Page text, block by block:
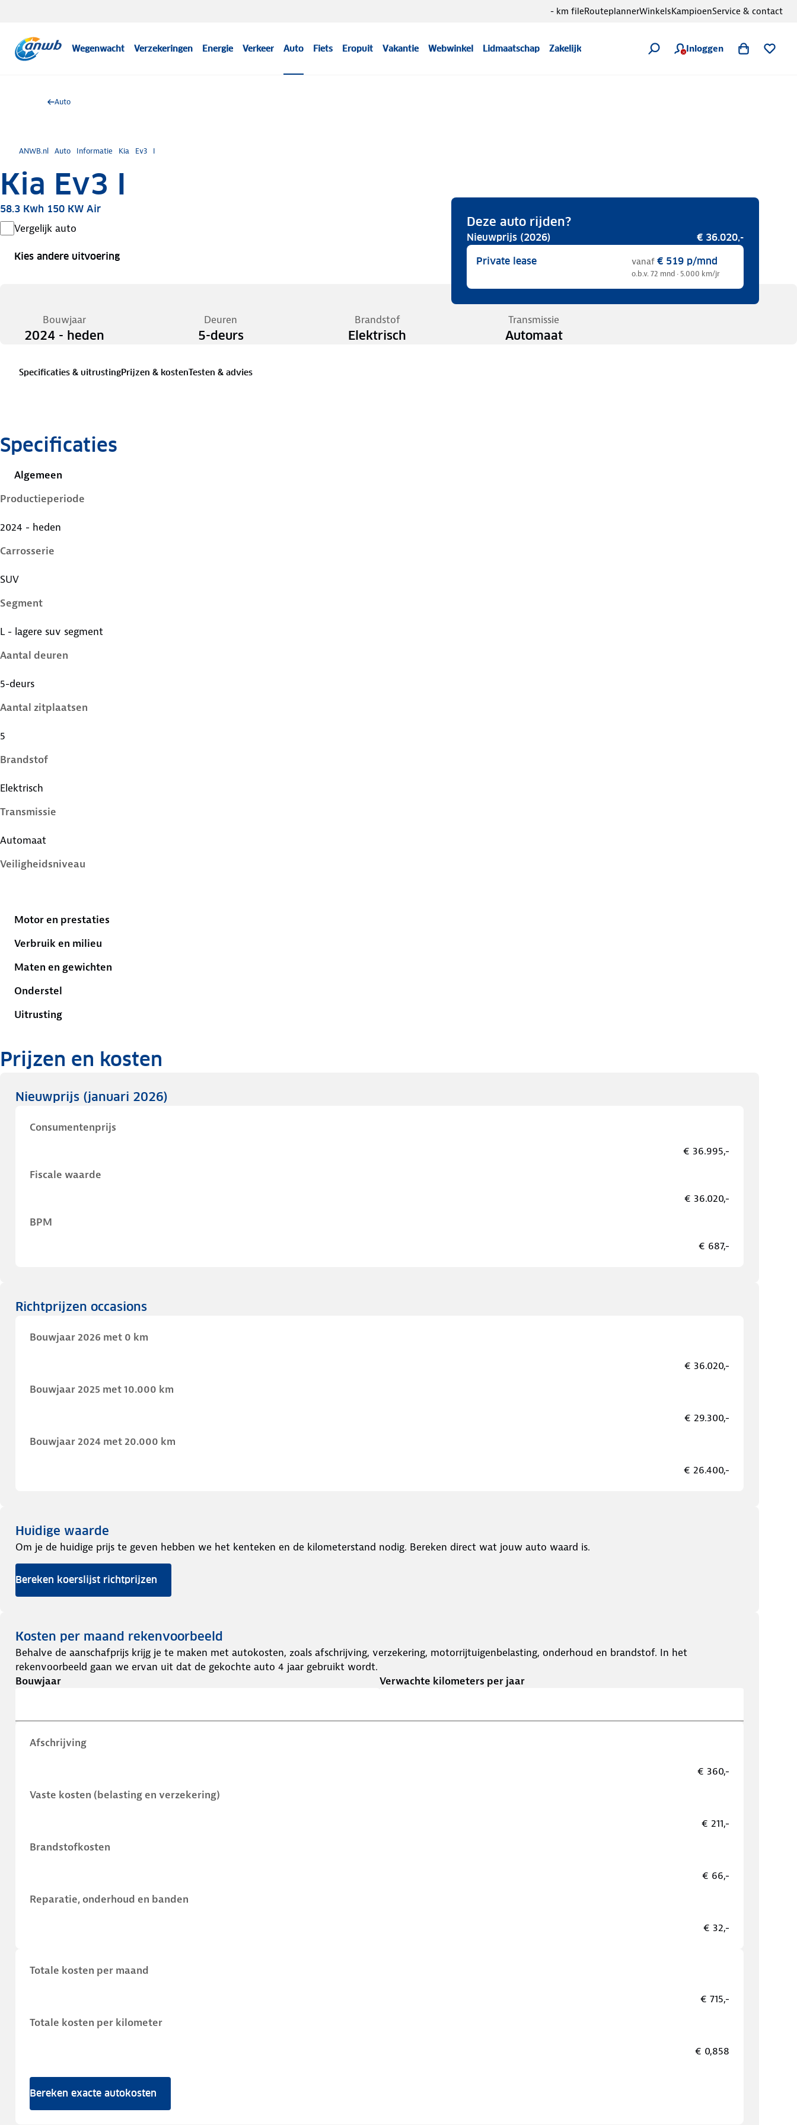
Wegenwacht Verzekeringen Energie Verkeer Auto Fiets Eropuit Vakantie Webwinkel Lidmaatschap Zakelijk Inloggen
- km fileRouteplannerWinkelsKampioenService & contact
Auto
ANWB.nl Auto Informatie Kia Ev3 I
Kia Ev3 I
58.3 Kwh 150 KW Air
Vergelijk auto
Kies andere uitvoering
Deze auto rijden?
Nieuwprijs (2026)
€ 36.020,-
Private lease
vanaf € 519p/mnd
o.b.v. 72 mnd · 5.000 km/jr
Bouwjaar
2024 - heden
Deuren
5-deurs
Brandstof
Elektrisch
Transmissie
Automaat
Specificaties & uitrustingPrijzen & kostenTesten & advies
Specificaties
Algemeen
Productieperiode
2024 - heden
Carrosserie
SUV
Segment
L - lagere suv segment
Aantal deuren
5-deurs
Aantal zitplaatsen
5
Brandstof
Elektrisch
Transmissie
Automaat
Veiligheidsniveau
Motor en prestaties
Verbruik en milieu
Maten en gewichten
Onderstel
Uitrusting
Prijzen en kosten
Nieuwprijs (januari 2026)
Consumentenprijs
€ 36.995,-
Fiscale waarde
€ 36.020,-
BPM
€ 687,-
Richtprijzen occasions
Bouwjaar 2026 met 0 km
€ 36.020,-
Bouwjaar 2025 met 10.000 km
€ 29.300,-
Bouwjaar 2024 met 20.000 km
€ 26.400,-
Huidige waarde
Om je de huidige prijs te geven hebben we het kenteken en de kilometerstand nodig. Bereken direct wat jouw auto waard is.
Bereken koerslijst richtprijzen
Kosten per maand rekenvoorbeeld
Behalve de aanschafprijs krijg je te maken met autokosten, zoals afschrijving, verzekering, motorrijtuigenbelasting, onderhoud en brandstof. In het
rekenvoorbeeld gaan we ervan uit dat de gekochte auto 4 jaar gebruikt wordt.
Bouwjaar
Verwachte kilometers per jaar
Afschrijving
€ 360,-
Vaste kosten (belasting en verzekering)
€ 211,-
Brandstofkosten
€ 66,-
Reparatie, onderhoud en banden
€ 32,-
Totale kosten per maand
€ 715,-
Totale kosten per kilometer
€ 0,858
Bereken exacte autokosten